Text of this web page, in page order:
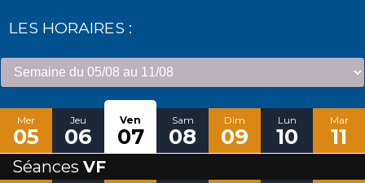
LES HORAIRES :
Mer
05
Jeu
06
Ven
07
Sam
08
Dim
09
Lun
10
Mar
11
Séances VF